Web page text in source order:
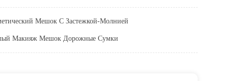
Мешок С Застежкой-Молнией
Макияж Мешок Дорожные Сумки